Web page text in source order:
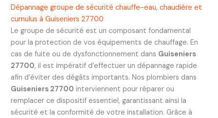
Dépannage groupe de sécurité chauffe-eau, chaudière et
cumulus à Guiseniers 27700
Le groupe de sécurité est un composant fondamental
pour la protection de vos équipements de chauffage. En
cas de fuite ou de dysfonctionnement dans Guiseniers
27700, il est impératif d’effectuer un dépannage rapide
afin d’éviter des dégâts importants. Nos plombiers dans
Guiseniers 27700 interviennent pour réparer ou
remplacer ce dispositif essentiel, garantissant ainsi la
sécurité et la conformité de votre installation. Grâce à